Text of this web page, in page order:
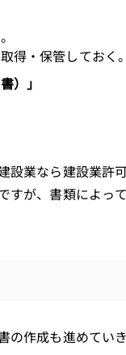
得・保管しておく。
）」
設業なら建設業
すが、書類によ
の作成も進めて